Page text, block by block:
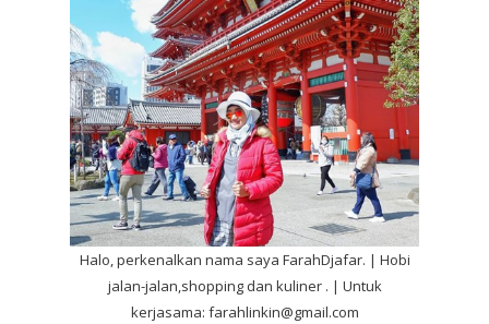
Halo, perkenalkan nama saya FarahDjafar. | Hobi
jalan-jalan,shopping dan kuliner . | Untuk
kerjasama: farahlinkin@gmail.com